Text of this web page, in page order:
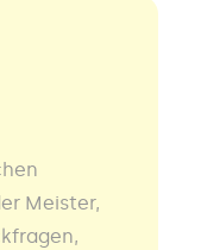
Meister,